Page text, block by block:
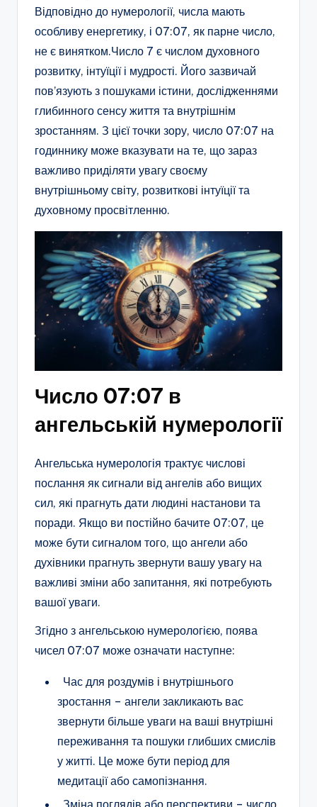
Відповідно до нумерології, числа мають
особливу енергетику, і 07:07, як парне число,
не є винятком.Число 7 є числом духовного
розвитку, інтуїції і мудрості. Його зазвичай
пов’язують з пошуками істини, дослідженнями
глибинного сенсу життя та внутрішнім
зростанням. З цієї точки зору, число 07:07 на
годиннику може вказувати на те, що зараз
важливо приділяти увагу своєму
внутрішньому світу, розвиткові інтуїції та
духовному просвітленню.
Число 07:07 в
ангельській нумерології
Ангельська нумерологія трактує числові
послання як сигнали від ангелів або вищих
сил, які прагнуть дати людині настанови та
поради. Якщо ви постійно бачите 07:07, це
може бути сигналом того, що ангели або
духівники прагнуть звернути вашу увагу на
важливі зміни або запитання, які потребують
вашої уваги.
Згідно з ангельською нумерологією, поява
чисел 07:07 може означати наступне:
Час для роздумів і внутрішнього
зростання – ангели закликають вас
звернути більше уваги на ваші внутрішні
переживання та пошуки глибших смислів
у житті. Це може бути період для
медитації або самопізнання.